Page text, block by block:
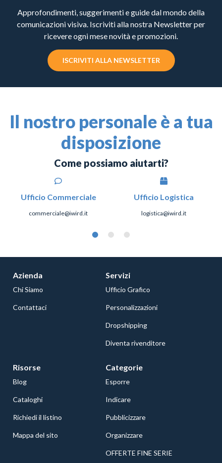
Approfondimenti, suggerimenti e guide dal mondo della
comunicazioni visiva. Iscriviti alla nostra Newsletter per
ricevere ogni mese novità e promozioni.
ISCRIVITI ALLA NEWSLETTER
Il nostro personale è a tua
disposizione
Come possiamo aiutarti?
Ufficio Commerciale
commerciale@iwird.it
Ufficio Logistica
logistica@iwird.it
Azienda
Chi Siamo
Contattaci
Servizi
Ufficio Grafico
Personalizzazioni
Dropshipping
Diventa rivenditore
Risorse
Blog
Cataloghi
Richiedi il listino
Mappa del sito
Categorie
Esporre
Indicare
Pubblicizzare
Organizzare
OFFERTE FINE SERIE